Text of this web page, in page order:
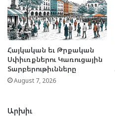
Հայկական եւ Թրքական
Սփիւռքներու Կառուցային
Տարբերութիւնները
August 7, 2026
Արխիւ